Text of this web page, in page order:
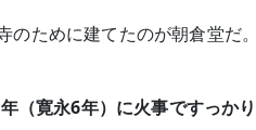
のために建てたのが朝倉堂
（寛永6年）に火事ですっか